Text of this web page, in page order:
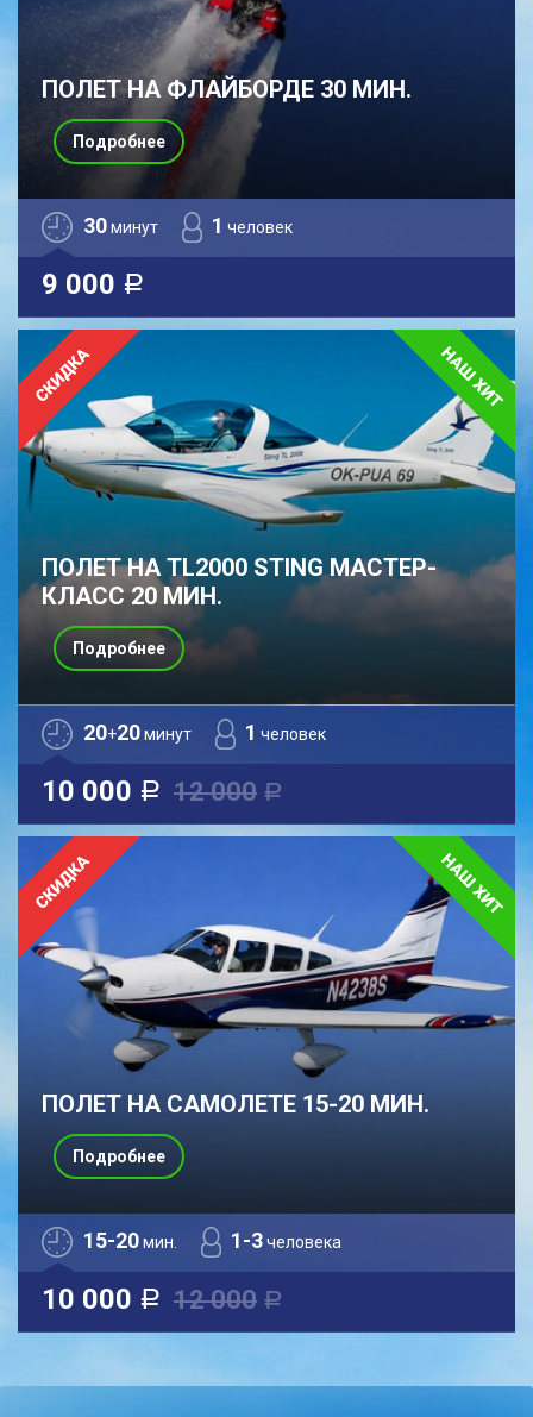
ПОЛЕТ НА ФЛАЙБОРДЕ 30 МИН.
30минут 1 человек
9 000 a
Подробнее
ПОЛЕТ НА TL2000 STING МАСТЕР-
КЛАСС 20 МИН.
20+20минут 1 человек
10 000 a 12 000 a
Подробнее
ПОЛЕТ НА САМОЛЕТЕ 15-20 МИН.
15-20мин. 1-3человека
10 000 a 12 000 a
Подробнее